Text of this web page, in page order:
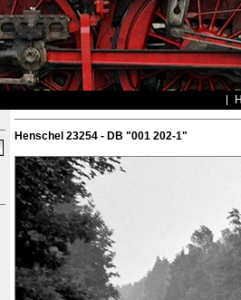
Henschel 23254 - DB "001 202-1"